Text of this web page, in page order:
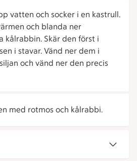
vatten och socker i en kastrull.
och blanda ner
kålrabbin. Skär den först i
i stavar. Vänd ner dem i
och vänd ner den precis
med rotmos och kålrabbi.